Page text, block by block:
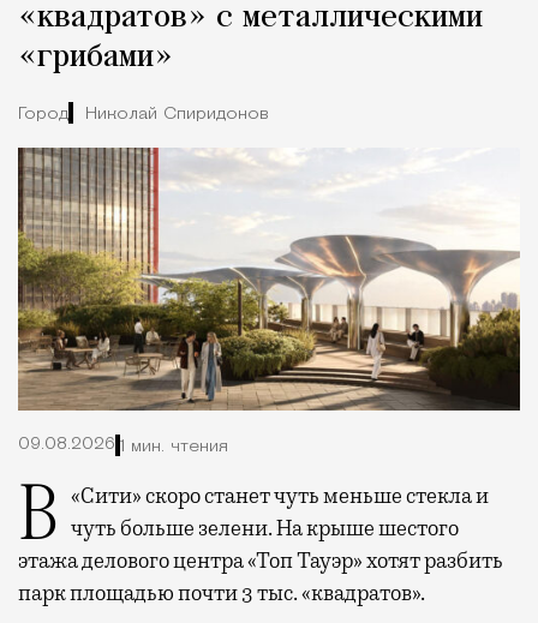
«квадратов» с металлическими
«грибами»
Город Николай Спиридонов
09.08.2026 1 мин. чтения
В «Сити» скоро станет чуть меньше стекла и чуть больше зелени. На крыше шестого
этажа делового центра «Топ Тауэр» хотят разбить
парк площадью почти 3 тыс. «квадратов».